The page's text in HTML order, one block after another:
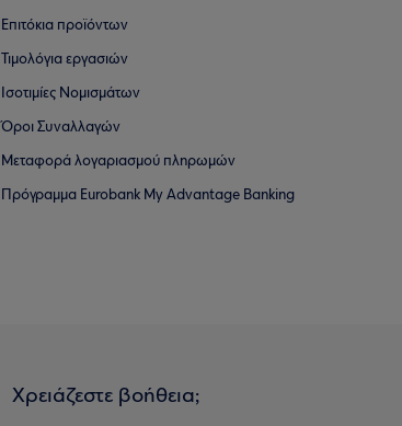
Επιτόκια προϊόντων
Τιμολόγια εργασιών
Ισοτιμίες Νομισμάτων
Όροι Συναλλαγών
Μεταφορά λογαριασμού πληρωμών
Πρόγραμμα Eurobank My Advantage Banking
Χρειάζεστε βοήθεια;